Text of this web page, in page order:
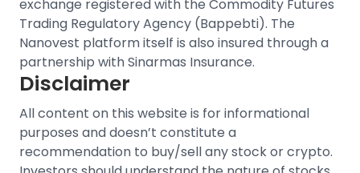
exchange registered with the Commodity Futures
Trading Regulatory Agency (Bappebti). The
Nanovest platform itself is also insured through a
partnership with Sinarmas Insurance.
Disclaimer
All content on this website is for informational
purposes and doesn’t constitute a
recommendation to buy/sell any stock or crypto.